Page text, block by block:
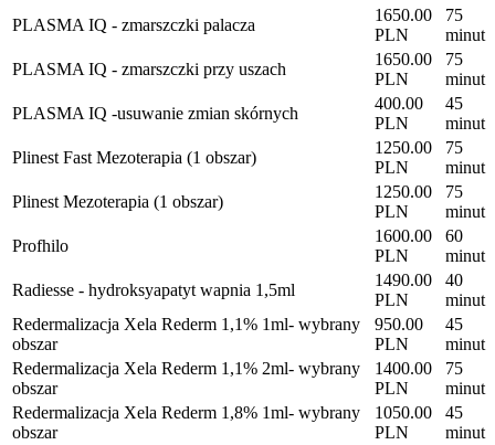
PLASMA IQ - zmarszczki palacza
1650.00
PLN
75
minut
PLASMA IQ - zmarszczki przy uszach
1650.00
PLN
75
minut
PLASMA IQ -usuwanie zmian skórnych
400.00
PLN
45
minut
Plinest Fast Mezoterapia (1 obszar)
1250.00
PLN
75
minut
Plinest Mezoterapia (1 obszar)
1250.00
PLN
75
minut
Profhilo
1600.00
PLN
60
minut
Radiesse - hydroksyapatyt wapnia 1,5ml
1490.00
PLN
40
minut
Redermalizacja Xela Rederm 1,1% 1ml- wybrany
obszar
950.00
PLN
45
minut
Redermalizacja Xela Rederm 1,1% 2ml- wybrany
obszar
1400.00
PLN
75
minut
Redermalizacja Xela Rederm 1,8% 1ml- wybrany
obszar
1050.00
PLN
45
minut